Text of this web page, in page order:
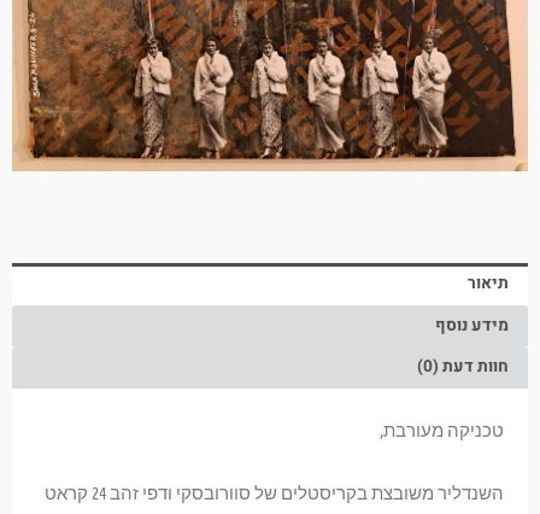
תיאור
מידע נוסף
חוות דעת (0)
טכניקה מעורבת,
השנדליר משובצת בקריסטלים של סוורובסקי ודפי זהב 24 קראט